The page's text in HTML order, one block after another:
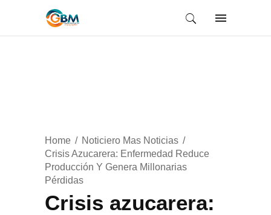
Home
Noticiero Mas Noticias
Crisis Azucarera: Enfermedad Reduce
Producción Y Genera Millonarias
Pérdidas
Crisis azucarera: